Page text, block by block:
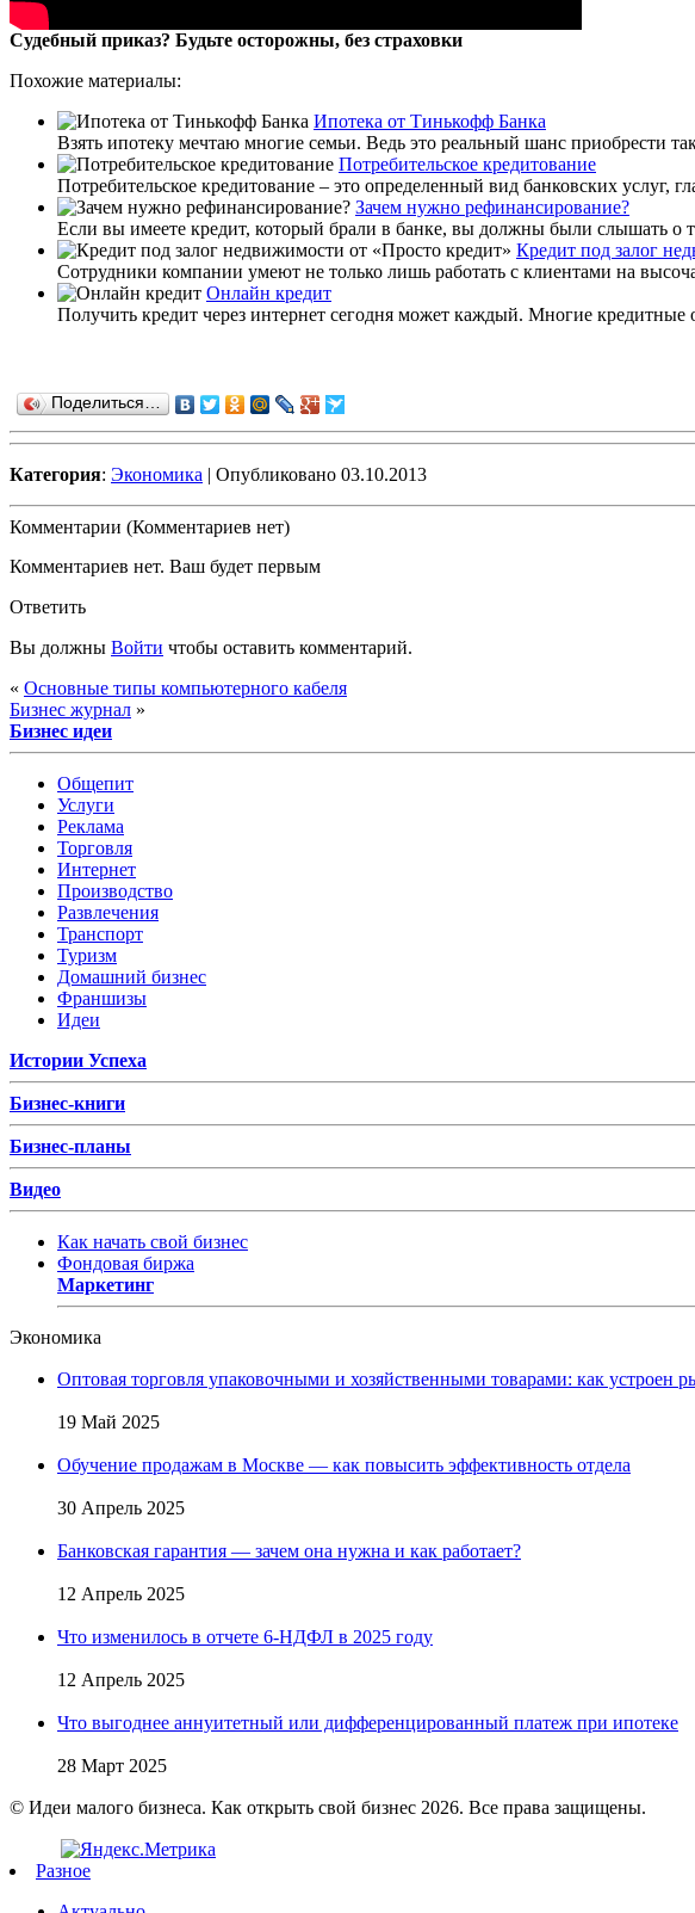
Судебный приказ? Будьте осторожны, без страховки
Похожие материалы:
Ипотека от Тинькофф Банка
Взять ипотеку мечтаю многие семьи. Ведь это реальный шанс приобрести
Потребительское кредитование
Потребительское кредитование – это определенный вид банковских услуг,
Зачем нужно рефинансирование?
Если вы имеете кредит, который брали в банке, вы должны были слышать о
Кредит под залог
Сотрудники компании умеют не только лишь работать с клиентами на
Онлайн кредит
Получить кредит через интернет сегодня может каждый. Многие
Поделиться…
Категория: Экономика | Опубликовано 03.10.2013
Комментарии (Комментариев нет)
Комментариев нет. Ваш будет первым
Ответить
Вы должны Войти чтобы оставить комментарий.
« Основные типы компьютерного кабеля
Бизнес журнал »
Бизнес идеи
Общепит
Услуги
Реклама
Торговля
Интернет
Производство
Развлечения
Транспорт
Туризм
Домашний бизнес
Франшизы
Идеи
Истории Успеха
Бизнес-книги
Бизнес-планы
Видео
Как начать свой бизнес
Фондовая биржа
Маркетинг
Экономика
Оптовая торговля упаковочными и хозяйственными товарами: как устроен
19 Май 2025
Обучение продажам в Москве — как повысить эффективность отдела
30 Апрель 2025
Банковская гарантия — зачем она нужна и как работает?
12 Апрель 2025
Что изменилось в отчете 6-НДФЛ в 2025 году
12 Апрель 2025
Что выгоднее аннуитетный или дифференцированный платеж при ипотеке
28 Март 2025
© Идеи малого бизнеса. Как открыть свой бизнес 2026. Все права защищены.
Разное